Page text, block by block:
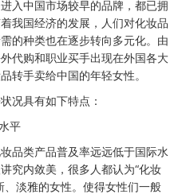
入中国市场较早的品牌，都已拥
我国经济的发展，人们对化妆品
的种类也在逐步转向多元化。由
代购和职业买手出现在外国各大
转手卖给中国的年轻女性。
况具有如下特点：
平
类产品普及率远远低于国际水
究内敛美，很多人都认为“化妆
、淡雅的女性。使得女性们一般